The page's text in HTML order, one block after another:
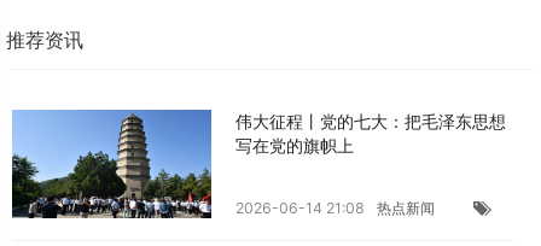
推荐资讯
伟大征程丨党的七大：把毛泽东思想
写在党的旗帜上
2026-06-14 21:08 热点新闻